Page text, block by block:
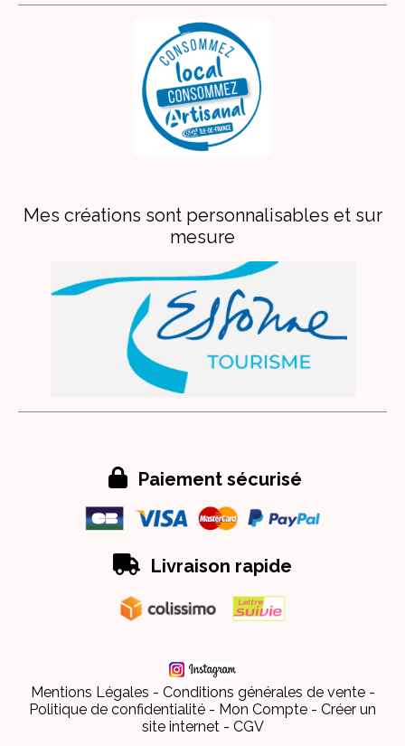
Mes créations sont personnalisables et sur
mesure
 Paiement sécurisé
 Livraison rapide
Mentions Légales
Conditions générales de vente
Politique de confidentialité
Mon Compte
Créer un
site internet
CGV